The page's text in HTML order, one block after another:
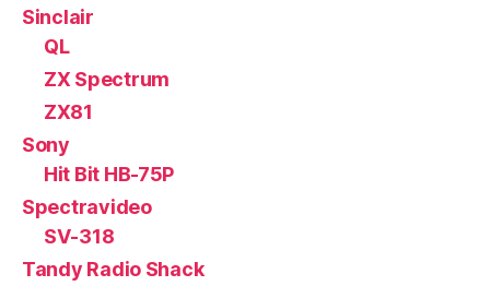
Sinclair
QL
ZX Spectrum
ZX81
Sony
Hit Bit HB-75P
Spectravideo
SV-318
Tandy Radio Shack